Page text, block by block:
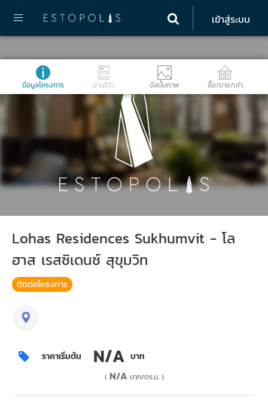
เข้าสู่ระบบ
ข้อมูลโครงการ อ่านรีวิว อัลบั้มภาพ ซื้อ/ขาย/เช่า
Lohas Residences Sukhumvit - โล
ฮาส เรสซิเดนซ์ สุขุมวิท
ติดต่อโครงการ
ราคาเริ่มต้น N/A บาท
( N/A บาท/ตร.ม. )